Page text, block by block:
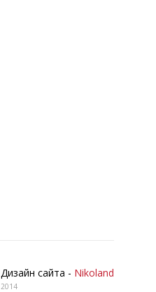
Дизайн сайта - Nikoland
2014